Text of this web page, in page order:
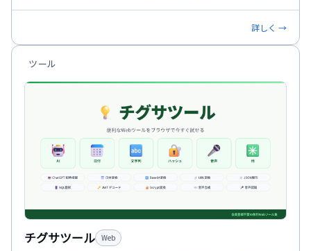
詳しく →
ツール
チグサツール Web